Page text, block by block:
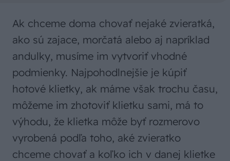
Ak chceme doma chovať nejaké zvieratká,
ako sú zajace, morčatá alebo aj napríklad
andulky, musíme im vytvoriť vhodné
podmienky. Najpohodlnejšie je kúpiť
hotové klietky, ak máme však trochu času,
môžeme im zhotoviť klietku sami, má to
výhodu, že klietka môže byť rozmerovo
vyrobená podľa toho, aké zvieratko
chceme chovať a koľko ich v danej klietke